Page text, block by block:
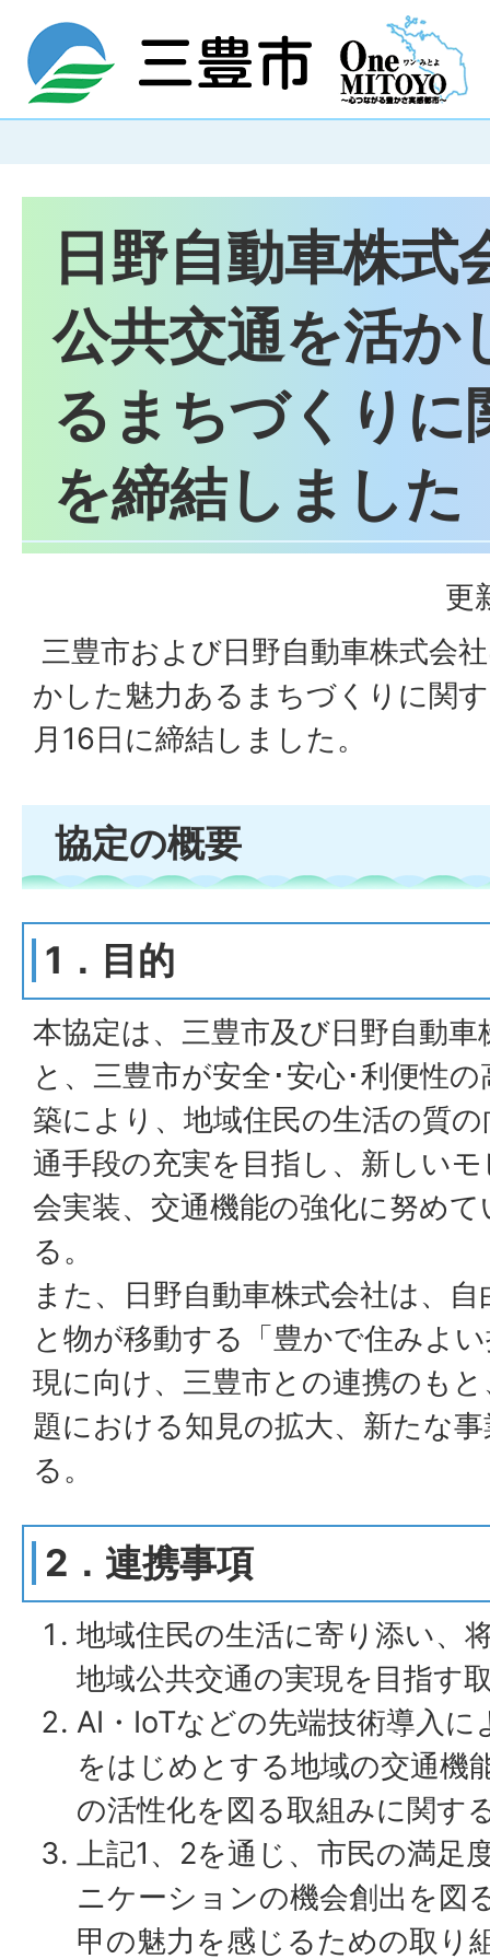
日野自動車株式
公共交通を活か
るまちづくりに
を締結しました
更
三豊市および日野自動車株式会
かした魅力あるまちづくりに関
月16日に締結しました。
協定の概要
1．目的
本協定は、三豊市及び日野自動
と、三豊市が安全･安心･利便性
築により、地域住民の生活の質
通手段の充実を目指し、新しい
会実装、交通機能の強化に努め
る。
また、日野自動車株式会社は、
と物が移動する「豊かで住みよ
現に向け、三豊市との連携のも
題における知見の拡大、新たな
る。
2．連携事項
地域住民の生活に寄り添い、
地域公共交通の実現を目指す
AI・IoTなどの先端技術導入に
をはじめとする地域の交通機
の活性化を図る取組みに関す
上記1、2を通じ、市民の満足
ニケーションの機会創出を図
甲の魅力を感じるための取り